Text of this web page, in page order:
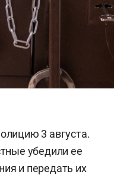
3 августа.
убедили ее
и передать их